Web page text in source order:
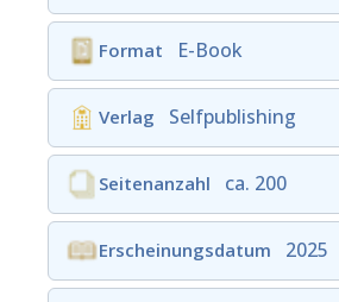
Format E-Book
Verlag Selfpublishing
Seitenanzahl ca. 200
Erscheinungsdatum 2025